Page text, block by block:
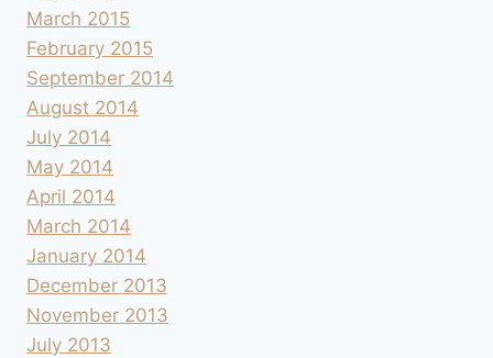
March 2015
February 2015
September 2014
August 2014
July 2014
May 2014
April 2014
March 2014
January 2014
December 2013
November 2013
July 2013